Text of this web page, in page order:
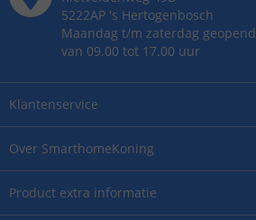
Over SmarthomeKoning
Product extra informatie
Klantenservice
5222AP 's Hertogenbosch
Maandag t/m zaterdag geopend
van 09.00 tot 17.00 uur